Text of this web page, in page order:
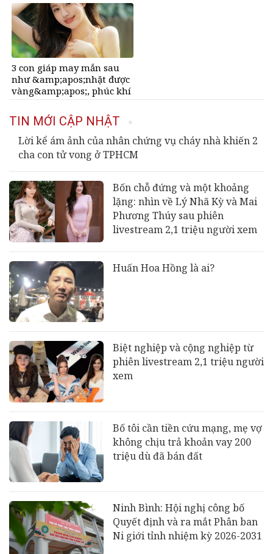
3 con giáp may mắn sau
như &amp;apos;nhặt được
vàng&amp;apos;, phúc khí
một đêm sau ngày 6/8/2026
TIN MỚI CẬP NHẬT
Lời kể ám ảnh của nhân chứng vụ cháy nhà khiến 2
cha con tử vong ở TPHCM
Bốn chỗ đứng và một khoảng
lặng: nhìn về Lý Nhã Kỳ và Mai
Phương Thúy sau phiên
livestream 2,1 triệu người xem
Huấn Hoa Hồng là ai?
Biệt nghiệp và cộng nghiệp từ
phiên livestream 2,1 triệu người
xem
Bố tôi cần tiền cứu mạng, mẹ vợ
không chịu trả khoản vay 200
triệu dù đã bán đất
Ninh Bình: Hội nghị công bố
Quyết định và ra mắt Phân ban
Ni giới tỉnh nhiệm kỳ 2026-2031